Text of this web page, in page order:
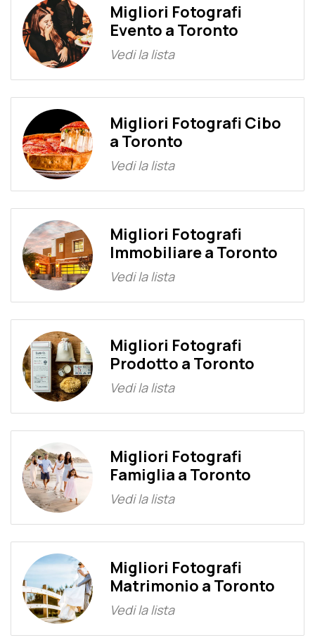
Migliori Fotografi
Evento a Toronto
Vedi la lista
Migliori Fotografi Cibo
a Toronto
Vedi la lista
Migliori Fotografi
Immobiliare a Toronto
Vedi la lista
Migliori Fotografi
Prodotto a Toronto
Vedi la lista
Migliori Fotografi
Famiglia a Toronto
Vedi la lista
Migliori Fotografi
Matrimonio a Toronto
Vedi la lista